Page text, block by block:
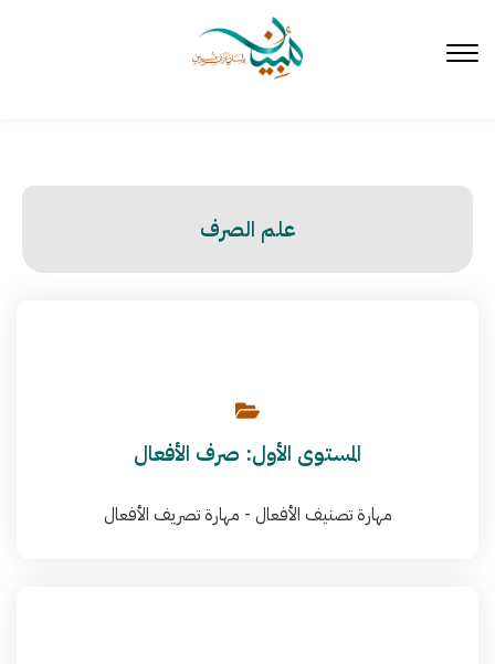
المحتوى
علم الصرف
المستوى الأول: صرف الأفعال
مهارة تصنيف الأفعال - مهارة تصريف الأفعال